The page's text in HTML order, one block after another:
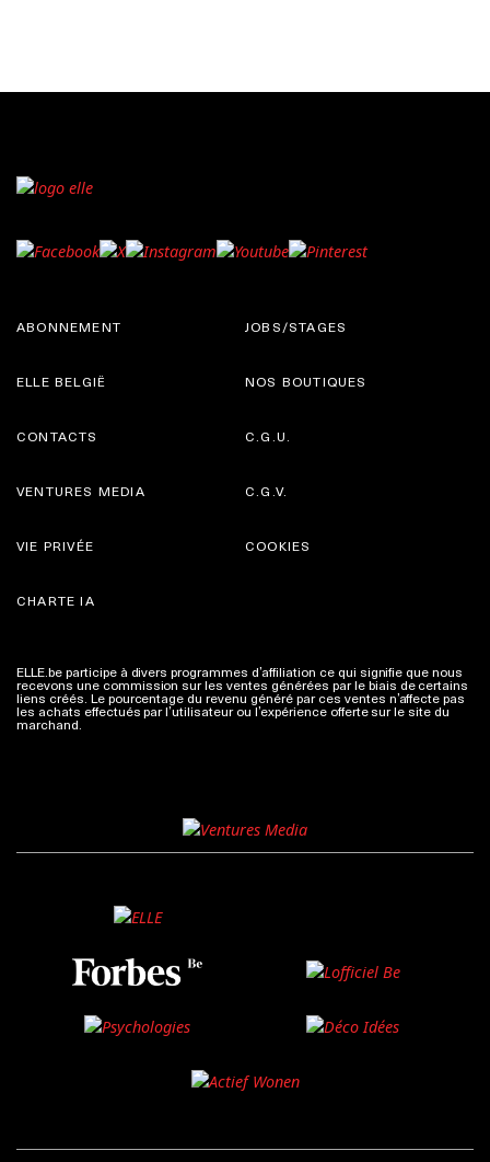
ABONNEMENT
ELLE BELGIË
JOBS/STAGES
NOS BOUTIQUES
CONTACTS
VENTURES MEDIA
C.G.U.
C.G.V.
VIE PRIVÉE
CHARTE IA
COOKIES
ELLE.be participe à divers programmes d’affiliation ce qui signifie que nous
recevons une commission sur les ventes générées par le biais de certains
liens créés. Le pourcentage du revenu généré par ces ventes n’affecte pas
les achats effectués par l’utilisateur ou l’expérience offerte sur le site du
marchand. Plus d'infos